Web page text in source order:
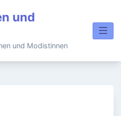
und
und Modistinnen